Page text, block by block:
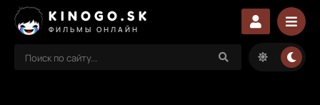
KINOGO.SK
ФИЛЬМЫ ОНЛАЙН